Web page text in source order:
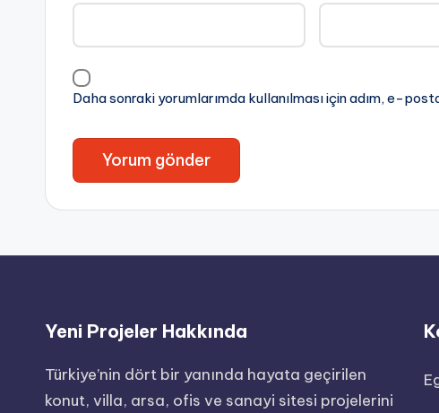
Daha sonraki yorumlarımda kullanılması için adım, e-
Yeni Projeler Hakkında
Türkiye’nin dört bir yanında hayata geçirilen
konut, villa, arsa, ofis ve sanayi sitesi projelerini